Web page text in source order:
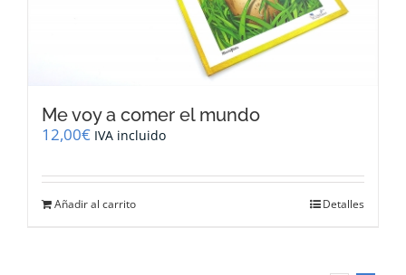
Me voy a comer el mundo
12,00€ IVA incluido
Añadir al carrito Detalles